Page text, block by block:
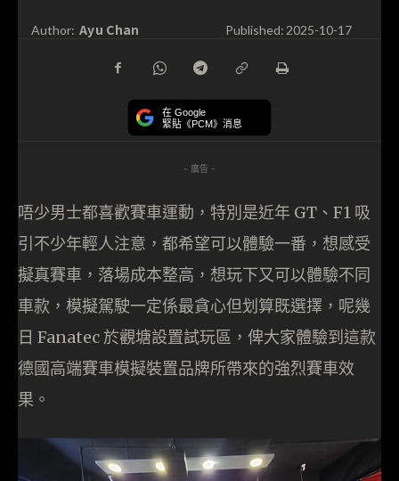
Author: Ayu Chan Published: 2025-10-17
在 Google
緊貼《PCM》消息
- 廣告 -
唔少男士都喜歡賽車運動，特別是近年 GT、F1 吸
引不少年輕人注意，都希望可以體驗一番，想感受
擬真賽車，落場成本整高，想玩下又可以體驗不同
車款，模擬駕駛一定係最貪心但划算既選擇，呢幾
日 Fanatec 於觀塘設置試玩區，俾大家體驗到這款
德國高端賽車模擬裝置品牌所帶來的強烈賽車效
果。